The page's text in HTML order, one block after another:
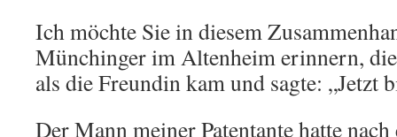
Ich möchte Sie in diesem
Münchinger im Altenheim erinnern,
als die Freundin kam und sagte: „Jetzt
Der Mann meiner Patentante hatte